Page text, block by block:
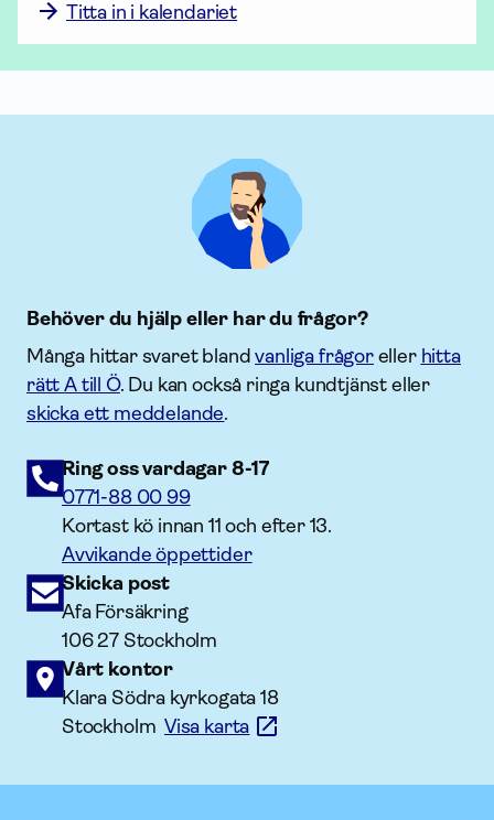
Titta in i kalendariet
Behöver du hjälp eller har du frågor?
Många hittar svaret blandvanliga frågoreller hitta
rätt A till Ö. Du kan också ringa kundtjänst eller
skicka ett meddelande.
Ring oss vardagar 8-17
0771-88 00 99
Kortast kö innan 11 och efter 13.
Avvikande öppettider
Skicka post
Afa Försäkring
106 27 Stockholm
Vårt kontor
Klara Södra kyrkogata 18
StockholmVisa karta